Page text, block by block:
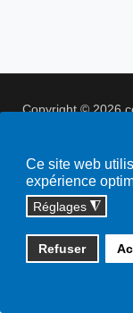
Ce site web
expérience
Réglages ◮
Refuser
Copyright © 2026
Plan du site